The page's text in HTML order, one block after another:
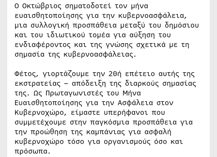
Ο Οκτώβριος σηματοδοτεί τον μήνα
ευαισθητοποίησης για την κυβερνοασφάλεια,
μια συλλογική προσπάθεια μεταξύ του δημόσιου
και του ιδιωτικού τομέα για αύξηση του
ενδιαφέροντος και της γνώσης σχετικά με τη
σημασία της κυβερνοασφάλειας.
Φέτος, γιορτάζουμε την 20ή επέτειο αυτής της
εκστρατείας – απόδειξη της διαρκούς σημασίας
της. Ως Πρωταγωνιστές του Μήνα
Ευαισθητοποίησης για την Ασφάλεια στον
Κυβερνοχώρο, είμαστε υπερήφανοι που
συμμετέχουμε στην παγκόσμια προσπάθεια για
την προώθηση της καμπάνιας για ασφαλή
κυβερνοχώρο τόσο για οργανισμούς όσο και
πρόσωπα.